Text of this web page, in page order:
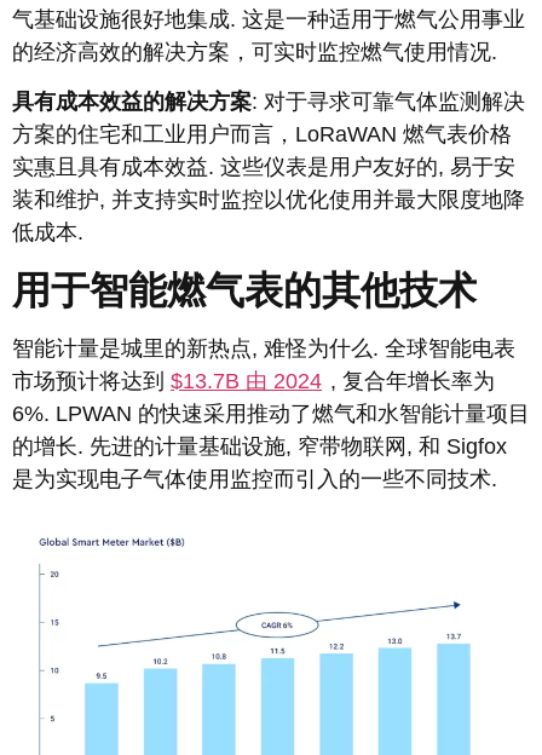
气基础设施很好地集成. 这是一种适用于燃气公用事业
的经济高效的解决方案，可实时监控燃气使用情况.
具有成本效益的解决方案: 对于寻求可靠气体监测解决
方案的住宅和工业用户而言，LoRaWAN 燃气表价格
实惠且具有成本效益. 这些仪表是用户友好的, 易于安
装和维护, 并支持实时监控以优化使用并最大限度地降
低成本.
用于智能燃气表的其他技术
智能计量是城里的新热点, 难怪为什么. 全球智能电表
市场预计将达到 $13.7B 由 2024 , 复合年增长率为
6%. LPWAN 的快速采用推动了燃气和水智能计量项目
的增长. 先进的计量基础设施, 窄带物联网, 和 Sigfox
是为实现电子气体使用监控而引入的一些不同技术.